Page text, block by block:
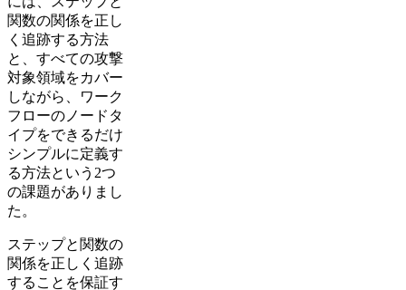
関数の関係を正し
く追跡する方法
と、すべての攻撃
対象領域をカバー
しながら、ワーク
フローのノードタ
イプをできるだけ
シンプルに定義す
る方法という2つ
の課題がありまし
た。
ステップと関数の
関係を正しく追跡
することを保証す